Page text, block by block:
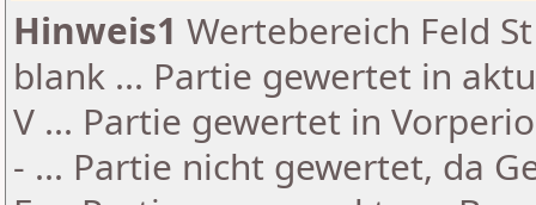
Hinweis1 Wertebereich Feld
blank ... Partie gewertet in
V ... Partie gewertet in
- ... Partie nicht gewertet, da